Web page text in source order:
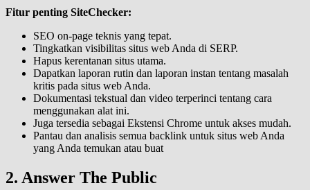
Fitur penting SiteChecker:
SEO on-page teknis yang tepat.
Tingkatkan visibilitas situs web Anda di SERP.
Hapus kerentanan situs utama.
Dapatkan laporan rutin dan laporan instan tentang masalah
kritis pada situs web Anda.
Dokumentasi tekstual dan video terperinci tentang cara
menggunakan alat ini.
Juga tersedia sebagai Ekstensi Chrome untuk akses mudah.
Pantau dan analisis semua backlink untuk situs web Anda
yang Anda temukan atau buat
2. Answer The Public